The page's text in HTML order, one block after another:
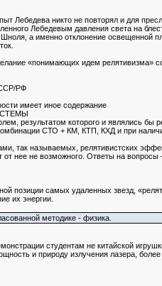
Лебедева никто не повторял и для
Лебедевым давления света на
а именно отклонение освещенной
«понимающих идем релятивизма»
РФ
имеет иное содержание
результатом которого и являлись
СТО + КМ, КТП, КХД и при
так называемых, релятивистских
нее не возможного. Ответы на
позиции самых удаленных звезд,
их энергии.
методике - физика.
студентам не китайской
и природу излучения лазера,